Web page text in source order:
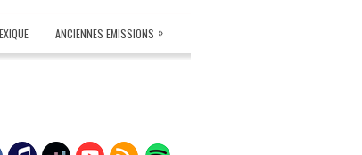
ANCIENNES EMISSIONS »